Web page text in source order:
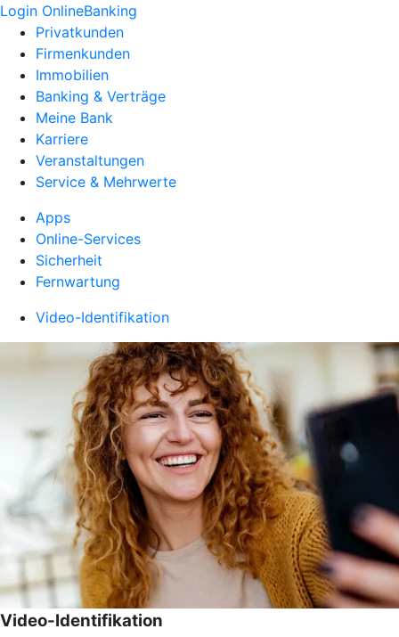
Login OnlineBanking
Privatkunden
Firmenkunden
Immobilien
Banking & Verträge
Meine Bank
Karriere
Veranstaltungen
Service & Mehrwerte
Apps
Online-Services
Sicherheit
Fernwartung
Video-Identifikation
Video-Identifikation